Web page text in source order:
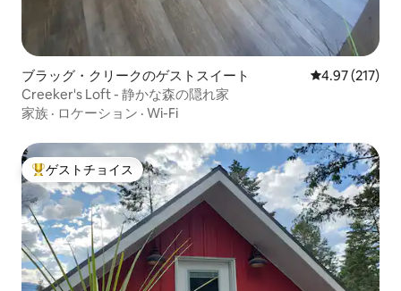
ブラッグ・クリークのゲストスイート レビュー217
4.97 (217)
Creeker's Loft - 静かな森の隠れ家
家族 · ロケーション · Wi-Fi
大好評のゲストチョイスです。
ゲストチョイス